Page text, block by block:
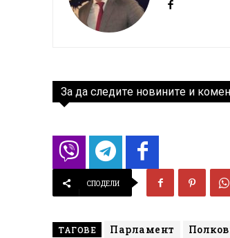
За да следите новините и
СПОДЕЛИ
ТАГОВЕ Парламент